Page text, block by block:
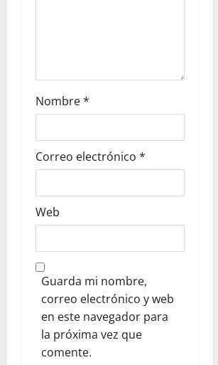
a
d
a
s
Nombre*
Correo electrónico *
Web
Guarda mi nombre,
correo electrónico y web
en este navegador para
la próxima vez que
comente.